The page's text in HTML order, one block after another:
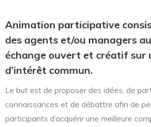
Animation participative
des agents et/ou managers
échange ouvert et créatif sur
d’intérêt commun.
Le but est de proposer des idées, de
connaissances et de débattre afin de
participants d’acquérir une meilleure